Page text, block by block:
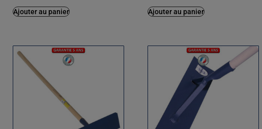
Ajouter au panier Ajouter au panier